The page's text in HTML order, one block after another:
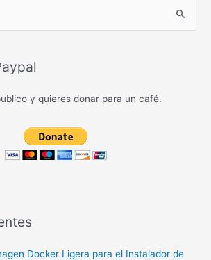
y quieres donar para un café.
Docker Ligera para el Instalador de